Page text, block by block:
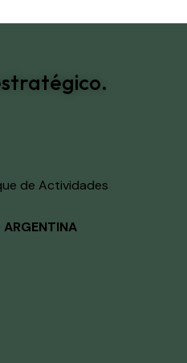
de Actividades
ARGENTINA